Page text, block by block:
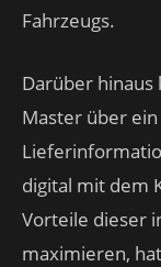
Fahrzeugs.
Darüber hinaus
Master über ein
digital mit dem
Vorteile dieser
maximieren,